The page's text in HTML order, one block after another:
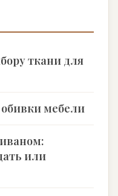
ткани для
мебели
или